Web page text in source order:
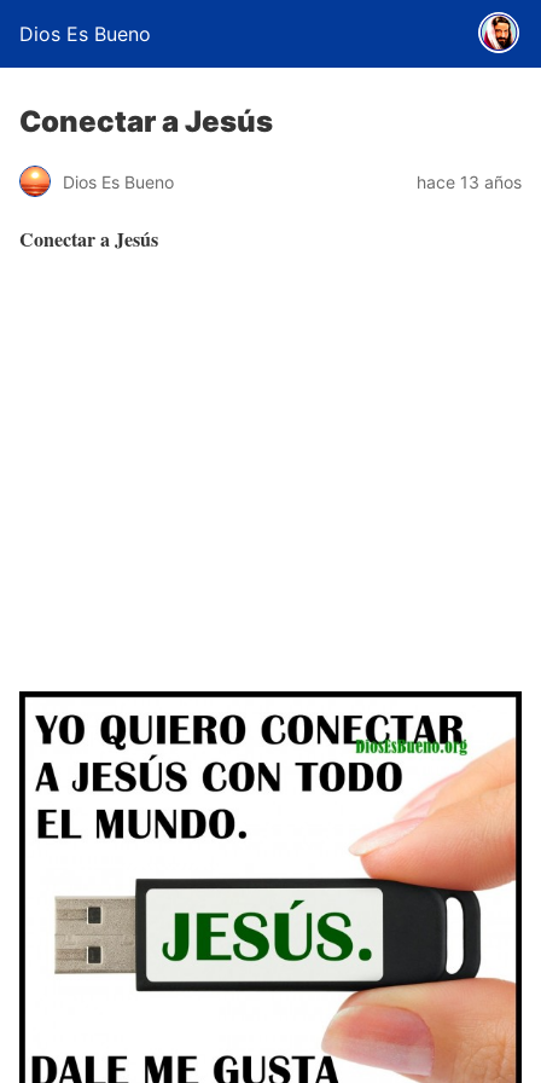
Dios Es Bueno
Conectar a Jesús
Dios Es Bueno hace 13 años
Conectar a Jesús